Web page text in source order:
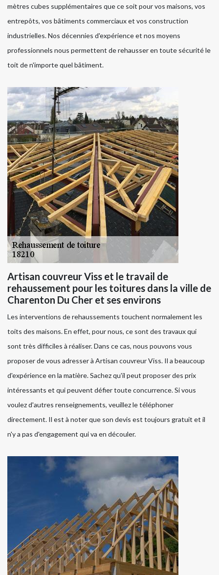
mètres cubes supplémentaires que ce soit pour vos maisons, vos
entrepôts, vos bâtiments commerciaux et vos construction
industrielles. Nos décennies d'expérience et nos moyens
professionnels nous permettent de rehausser en toute sécurité le
toit de n'importe quel bâtiment.
Artisan couvreur Viss et le travail de
rehaussement pour les toitures dans la ville de
Charenton Du Cher et ses environs
Les interventions de rehaussements touchent normalement les
toits des maisons. En effet, pour nous, ce sont des travaux qui
sont très difficiles à réaliser. Dans ce cas, nous pouvons vous
proposer de vous adresser à Artisan couvreur Viss. Il a beaucoup
d'expérience en la matière. Sachez qu'il peut proposer des prix
intéressants et qui peuvent défier toute concurrence. Si vous
voulez d'autres renseignements, veuillez le téléphoner
directement. Il est à noter que son devis est toujours gratuit et il
n'y a pas d'engagement qui va en découler.